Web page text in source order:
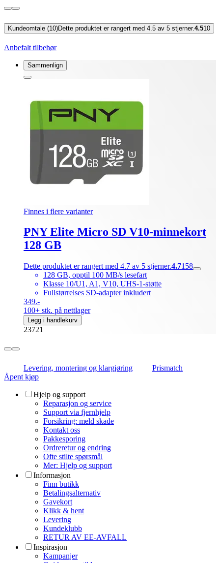
Kundeomtale (10)Dette produktet er rangert med 4.5 av 5 stjerner.4.510
Anbefalt tilbehør
Sammenlign
Finnes i flere varianter
PNY Elite Micro SD V10-minnekort
128 GB
Dette produktet er rangert med 4.7 av 5 stjerner.4.7158
128 GB, opptil 100 MB/s lesefart
Klasse 10/U1, A1, V10, UHS-1-støtte
Fullstørrelses SD-adapter inkludert
349.-
100+ stk. på nettlager
Legg i handlekurv
23721
Levering, montering og klargjøring
Prismatch
Åpent kjøp
Hjelp og support
Reparasjon og service
Support via fjernhjelp
Forsikring: meld skade
Kontakt oss
Pakkesporing
Ordreretur og endring
Ofte stilte spørsmål
Mer: Hjelp og support
Informasjon
Finn butikk
Betalingsalternativ
Gavekort
Klikk & hent
Levering
Kundeklubb
RETUR AV EE-AVFALL
Inspirasjon
Kampanjer